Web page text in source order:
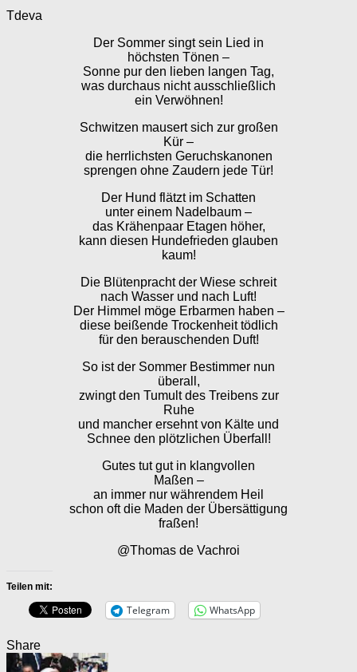
Tdeva
Der Sommer singt sein Lied in
höchsten Tönen –
Sonne pur den lieben langen Tag,
was durchaus nicht ausschließlich
ein Verwöhnen!
Schwitzen mausert sich zur großen
Kür –
die herrlichsten Geruchskanonen
sprengen ohne Zaudern jede Tür!
Der Hund flätzt im Schatten
unter einem Nadelbaum –
das Krähenpaar Etagen höher,
kann diesen Hundefrieden glauben
kaum!
Die Blütenpracht der Wiese schreit
nach Wasser und nach Luft!
Der Himmel möge Erbarmen haben –
diese beißende Trockenheit tödlich
für den berauschenden Duft!
So ist der Sommer Bestimmer nun
überall,
zwingt den Tumult des Treibens zur
Ruhe
und mancher ersehnt von Kälte und
Schnee den plötzlichen Überfall!
Gutes tut gut in klangvollen
Maßen –
an immer nur währendem Heil
schon oft die Maden der Übersättigung
fraßen!
@Thomas de Vachroi
Teilen mit:
Telegram WhatsApp
Share